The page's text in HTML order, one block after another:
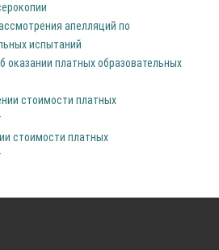
апелляций по
испытаний
оказании платных образовательных
стоимости платных
стоимости платных